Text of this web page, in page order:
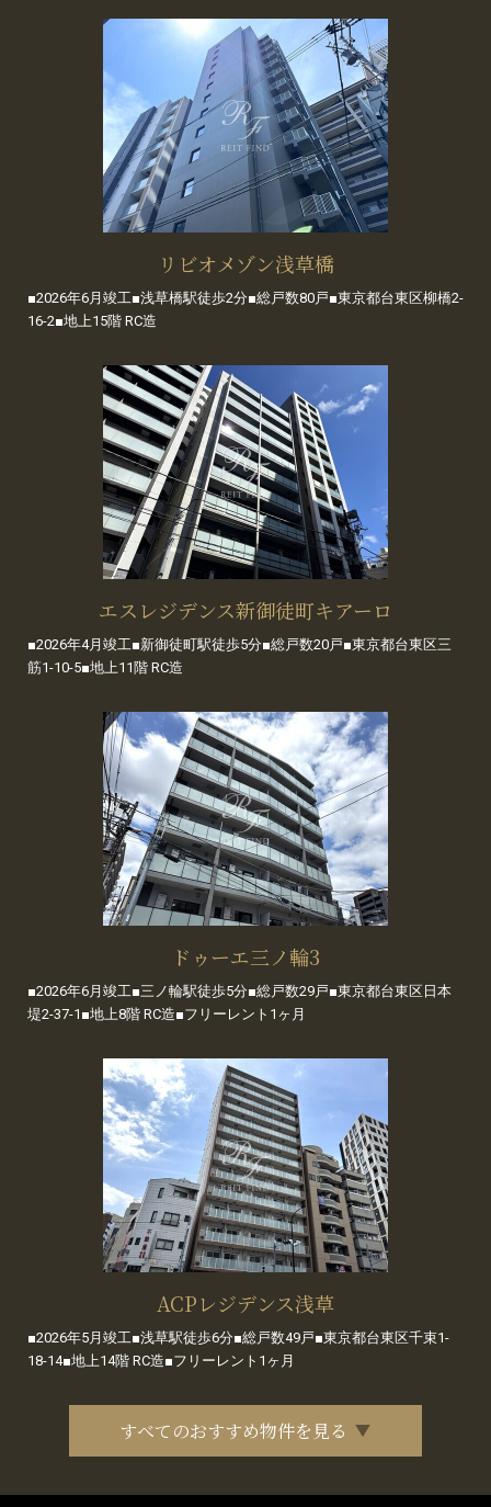
リビオメゾン浅草橋
■2026年6月竣工■浅草橋駅徒歩2分■総戸数80戸■東京都台東区柳橋2-
16-2■地上15階 RC造
エスレジデンス新御徒町キアーロ
■2026年4月竣工■新御徒町駅徒歩5分■総戸数20戸■東京都台東区三
筋1-10-5■地上11階 RC造
ドゥーエ三ノ輪3
■2026年6月竣工■三ノ輪駅徒歩5分■総戸数29戸■東京都台東区日本
堤2-37-1■地上8階 RC造■フリーレント1ヶ月
ACPレジデンス浅草
■2026年5月竣工■浅草駅徒歩6分■総戸数49戸■東京都台東区千束1-
18-14■地上14階 RC造■フリーレント1ヶ月
すべてのおすすめ物件を見る